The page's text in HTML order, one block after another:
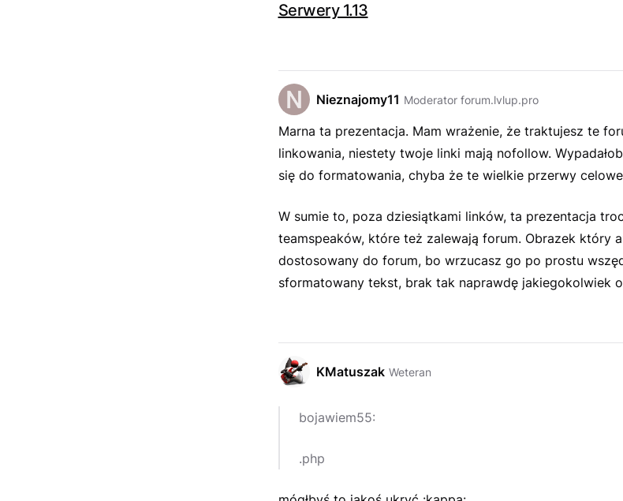
Serwery 1.13
Nieznajomy11 Moderator forum.lvlup.pro
Marna ta prezentacja. Mam wrażenie, że traktujesz te
linkowania, niestety twoje linki mają nofollow.
się do formatowania, chyba że te wielkie przerwy
W sumie to, poza dziesiątkami linków, ta prezentacja
teamspeaków, które też zalewają forum. Obrazek który
dostosowany do forum, bo wrzucasz go po prostu
sformatowany tekst, brak tak naprawdę jakiegokolwiek
KMatuszak Weteran
bojawiem55:
.php